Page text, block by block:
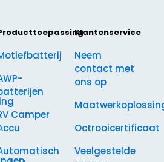
Camper
Klantenservice
Neem
contact met
ons op
Octrooicertificaat
Veelgestelde